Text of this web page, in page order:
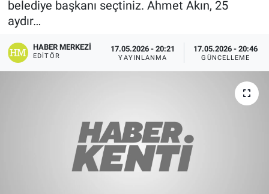
belediye başkanı seçtiniz. Ahmet Akın, 25
aydır…
HABER MERKEZI
EDITÖR
17.05.2026 - 20:21
YAYINLANMA
17.05.2026 - 20:46
GÜNCELLEME